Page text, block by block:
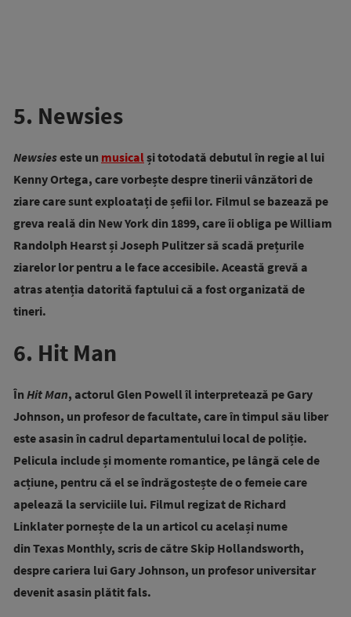
5. Newsies
Newsieseste un musicalși totodată debutul în regie al lui
Kenny Ortega, care vorbește despre tinerii vânzători de
ziare care sunt exploatați de șefii lor. Filmul se bazează pe
greva reală din New York din 1899, care îi obliga pe William
Randolph Hearst și Joseph Pulitzer să scadă prețurile
ziarelor lor pentru a le face accesibile. Această grevă a
atras atenția datorită faptului că a fost organizată de
tineri.
6. Hit Man
În Hit Man, actorul Glen Powell îl interpretează peGary
Johnson, un profesor de facultate, care în timpul său liber
este asasin în cadrul departamentului local de poliție.
Pelicula include și momente romantice, pe lângă cele de
acțiune, pentru că el se îndrăgostește de o femeie care
apelează la serviciile lui. Filmul regizat de Richard
Linklater pornește de la un articol cu ​​același nume
din Texas Monthly, scris de către Skip Hollandsworth,
despre cariera lui Gary Johnson, un profesor universitar
devenit asasin plătit fals.